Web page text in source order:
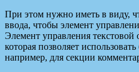
При этом нужно иметь в виду,
ввода, чтобы элемент
Элемент управления текстовой
которая позволяет
например, для секции